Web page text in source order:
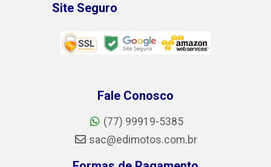
Site Seguro
Fale Conosco
(77) 99919-5385
sac@edimotos.com.br